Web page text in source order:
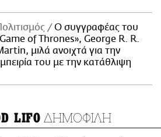
Ο συγγραφέας του
of Thrones», George R. R.
μιλά ανοιχτά για την
του με την κατάθλιψη
LIFO ΔΗΜΟΦΙΛΗ